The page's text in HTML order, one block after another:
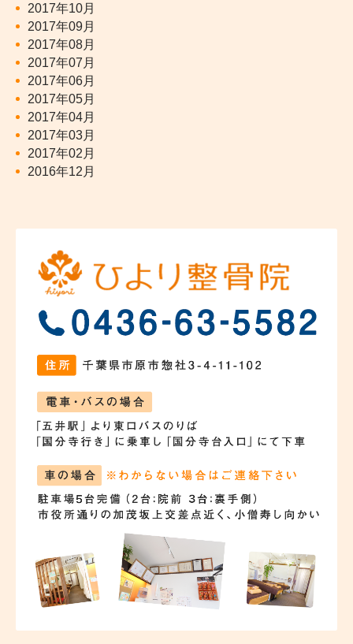
2017年10月
2017年09月
2017年08月
2017年07月
2017年06月
2017年05月
2017年04月
2017年03月
2017年02月
2016年12月